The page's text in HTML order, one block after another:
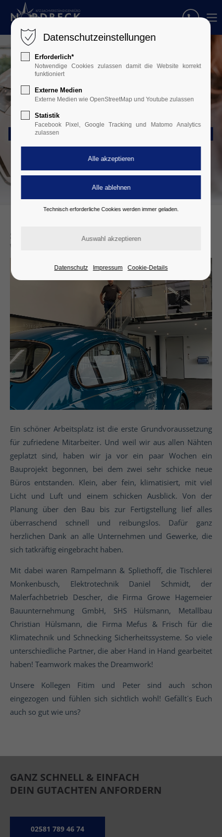
PKW • LKW • ZWEIRAD • OLDTIMER • CARAVAN
Sachverständigenbüro Nordbeck unterstützt
Wärmestube
Ein schöner Arbeitsplatz ist die erste Grundvoraussetzung
für zufriedene Mitarbeiter. Und weil wir aus allen Nähten
geplatzt sind, haben wir ja vor ein paar Wochen ein
Bauprojekt begonnen, bei dem zwei sehr schicke neue
Büros entstanden. Klein, aber fein, klimatisiert, mit viel
Licht und Luft und einem schicken Ausblick. Von der
Planung über den Bau bis zur Fertigstellung lief alles
überraschend schnell und reibungslos. Dafür ganz
herzlichen Dank an alle Unternehmen und Gewerke, die
sich tatkräftig eingebracht haben.
Mit dabei waren Rampelmann & Spliethoff, die Tischlerei
Monkenbusch, Elektrotechnik Daniel Schmidt, der
Malerfachbetrieb Descher, die Firma Growe Hagemeier
Bauunternehmung GmbH, SHS Hülsmann, Metallbau
Christian Hülsmann, die Firma Mefus & Frisch für die
Klimatechnik und Schnecking Sicherheitssysteme. So viele
unterschiedliche Partner, die aber Hand in Hand gearbeitet
haben! Teamwork makes the Dreamwork!
Unsere Kollegen Fitim und Peter sind auch schon
eingezogen und fühlen sich sichtlich wohl! Gefällt´s Euch
auch so gut wie uns?
GANZ SCHNELL & EINFACH
DEIN GUTACHTEN ANFORDERN
02581 789 46 74
Datenschutzeinstellungen
Erforderlich*
Notwendige Cookies zulassen damit die Website korrekt
funktioniert
Externe Medien
Externe Medien wie OpenStreetMap und Youtube zulassen
Statistik
Facebook Pixel, Google Tracking und Matomo Analytics
zulassen
Technisch erforderliche Cookies werden immer geladen.
Datenschutz Impressum Cookie-Details